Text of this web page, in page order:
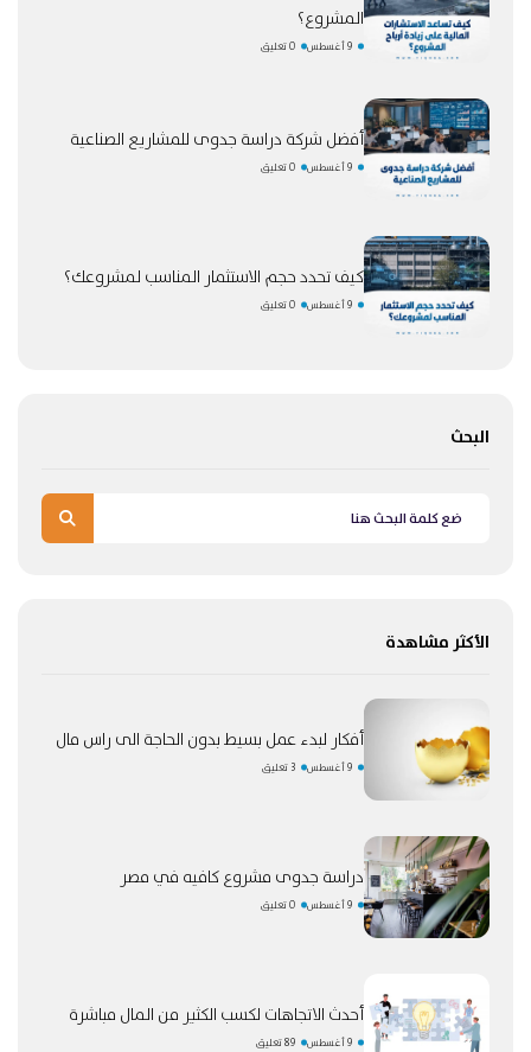
المشروع؟
9 أغسطس 0 تعليق
أفضل شركة دراسة جدوى للمشاريع الصناعية
9 أغسطس 0 تعليق
كيف تحدد حجم الاستثمار المناسب لمشروعك؟
9 أغسطس 0 تعليق
البحث
الأكثر مشاهدة
أفكار لبدء عمل بسيط بدون الحاجة الى راس مال
9 أغسطس 3 تعليق
دراسة جدوى مشروع كافيه في مصر
9 أغسطس 0 تعليق
أحدث الاتجاهات لكسب الكثير من المال مباشرة
9 أغسطس 89 تعليق